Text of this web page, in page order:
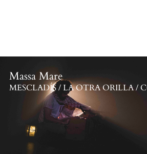
Massa Mare
MESCLADÍS / LA OTRA ORILLA /